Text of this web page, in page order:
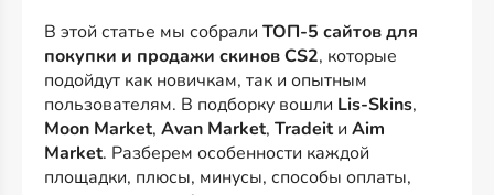
В этой статье мы собрали ТОП-5 сайтов для
покупки и продажи скинов CS2, которые
подойдут как новичкам, так и опытным
пользователям. В подборку вошли Lis-Skins,
Moon Market, Avan Market, Tradeitи Aim
Market. Разберем особенности каждой
площадки, плюсы, минусы, способы оплаты,